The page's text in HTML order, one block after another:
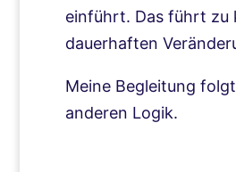
einführt. Das führt zu
dauerhaften
Meine Begleitung
anderen Logik.